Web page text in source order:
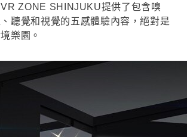
ZONE SHINJUKU提供了包含嗅
聽覺和視覺的五感體驗內容，絕對是
樂園。